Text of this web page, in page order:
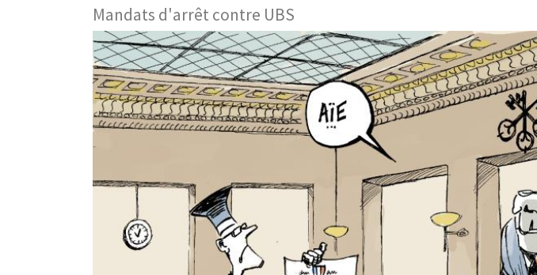
Mandats d'arrêt contre UBS